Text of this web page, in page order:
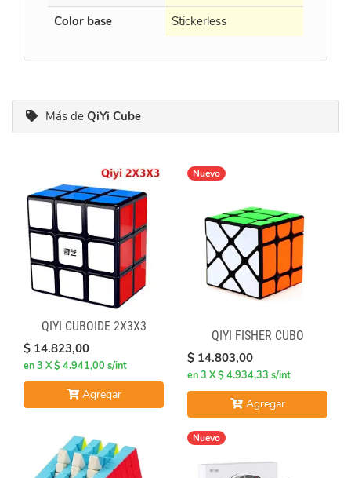
Color base
Stickerless
Más de QiYi Cube
QIYI CUBOIDE 2X3X3
$ 14.823,00
en 3 X $ 4.941,00 s/int
Agregar
Nuevo
QIYI FISHER CUBO
$ 14.803,00
en 3 X $ 4.934,33 s/int
Agregar
Nuevo